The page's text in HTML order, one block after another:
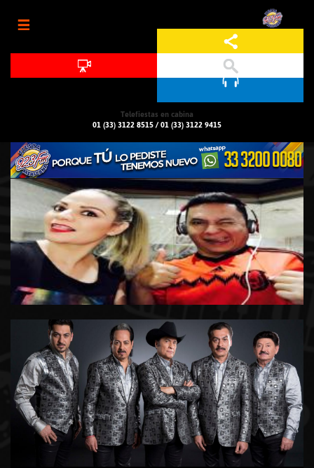
Telefiestas en cabina
01 (33) 3122 8515 /01 (33) 3122 9415